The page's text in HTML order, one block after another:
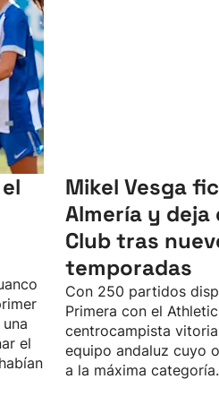
el
Mikel Vesga
Almería y
Club tras
temporadas
Con 250 partidos
Primera con el
centrocampista
equipo andaluz cuyo
a la máxima categoría.